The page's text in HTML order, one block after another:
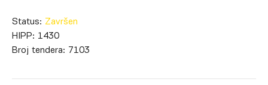
Status: Završen
HIPP: 1430
Broj tendera: 7103